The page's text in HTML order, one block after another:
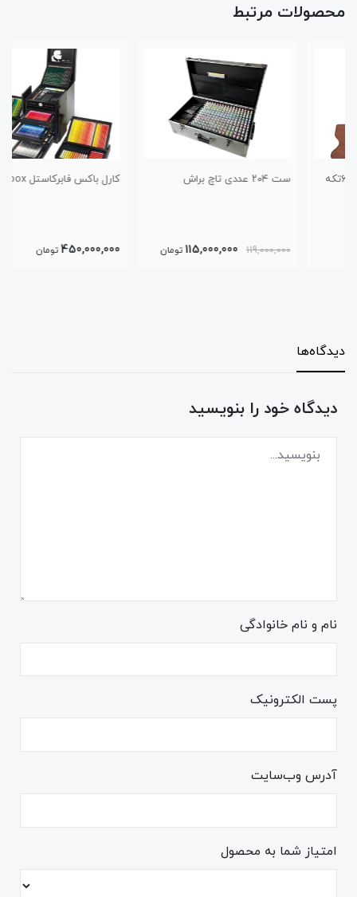
محصولات مرتبط
ست ۲۰۴ عددی تاچ براش
115,000,000 تومان
کارل باکس فابرکاستل karl box
450,000,000 تومان
دیدگاه‌ها
دیدگاه خود را بنویسید
نام و نام خانوادگی
پست الکترونیک
آدرس وب‌سایت
امتیاز شما به محصول